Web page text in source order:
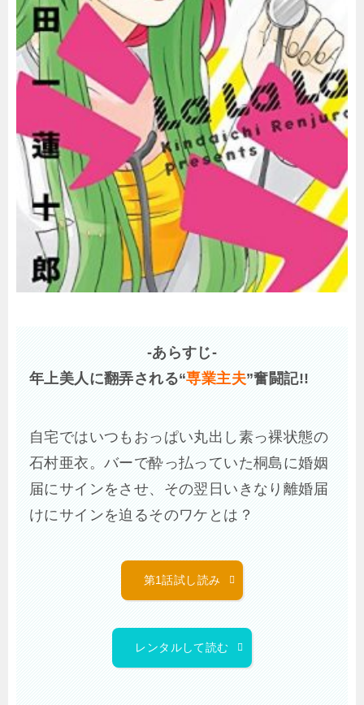
-あらすじ-
年上美人に翻弄される“専業主夫”奮闘記!!
自宅ではいつもおっぱい丸出し素っ裸状態の
石村亜衣。バーで酔っ払っていた桐島に婚姻
届にサインをさせ、その翌日いきなり離婚届
けにサインを迫るそのワケとは？
第1話試し読み
レンタルして読む